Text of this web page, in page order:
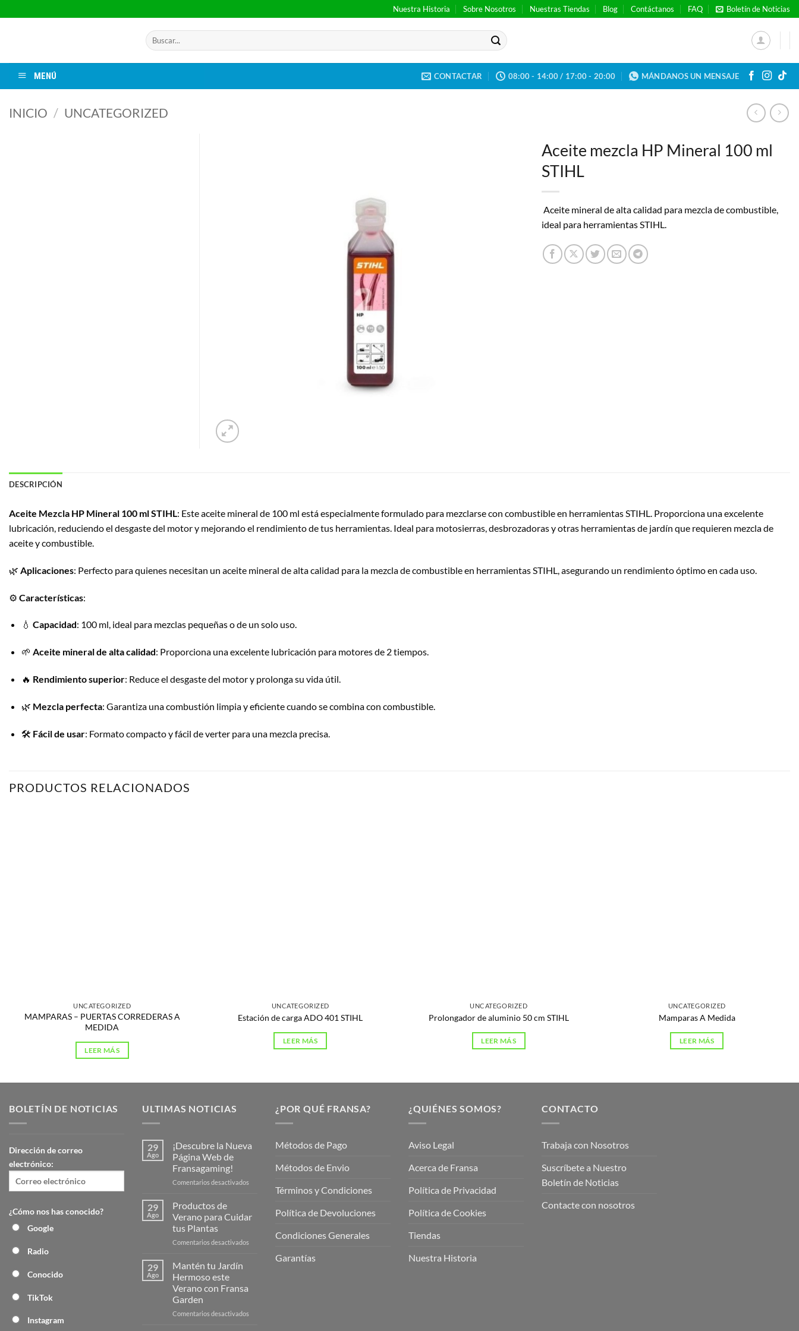
al
Nuestra Historia Sobre Nosotros Nuestras Tiendas Blog Contáctanos FAQ Boletín de Noticias
Buscar
por:
MENÚ CONTACTAR 08:00 - 14:00 / 17:00 - 20:00 MÁNDANOS UN MENSAJE
INICIO / UNCATEGORIZED
Aceite mezcla HP Mineral 100 ml
STIHL
Aceite mineral de alta calidad para mezcla de combustible,
ideal para herramientas STIHL.
DESCRIPCIÓN
Aceite Mezcla HP Mineral 100 ml STIHL: Este aceite mineral de 100 ml está especialmente formulado para mezclarse con combustible en herramientas STIHL. Proporciona una excelente
lubricación, reduciendo el desgaste del motor y mejorando el rendimiento de tus herramientas. Ideal para motosierras, desbrozadoras y otras herramientas de jardín que requieren mezcla de
aceite y combustible.
🌿 Aplicaciones: Perfecto para quienes necesitan un aceite mineral de alta calidad para la mezcla de combustible en herramientas STIHL, asegurando un rendimiento óptimo en cada uso.
⚙️ Características:
💧 Capacidad: 100 ml, ideal para mezclas pequeñas o de un solo uso.
🌱 Aceite mineral de alta calidad: Proporciona una excelente lubricación para motores de 2 tiempos.
🔥 Rendimiento superior: Reduce el desgaste del motor y prolonga su vida útil.
🌿 Mezcla perfecta: Garantiza una combustión limpia y eficiente cuando se combina con combustible.
🛠️ Fácil de usar: Formato compacto y fácil de verter para una mezcla precisa.
PRODUCTOS RELACIONADOS
UNCATEGORIZED
MAMPARAS – PUERTAS CORREDERAS A
MEDIDA
LEER MÁS
UNCATEGORIZED
Estación de carga ADO 401 STIHL
LEER MÁS
UNCATEGORIZED
Prolongador de aluminio 50 cm STIHL
LEER MÁS
UNCATEGORIZED
Mamparas A Medida
LEER MÁS
BOLETÍN DE NOTICIAS
Dirección de correo
electrónico:
¿Cómo nos has conocido?
Google
Radio
Conocido
TikTok
Instagram
ULTIMAS NOTICIAS
29
Ago
¡Descubre la Nueva
Página Web de
Fransagaming!
Comentarios desactivados
Página
29
Ago
Productos de
Verano para Cuidar
tus Plantas
Comentarios desactivados
29
Ago
Mantén tu Jardín
Hermoso este
Verano con Fransa
Garden
Comentarios desactivados
¿POR QUÉ FRANSA?
Métodos de Pago
Métodos de Envio
Términos y Condiciones
Política de Devoluciones
Condiciones Generales
Garantías
¿QUIÉNES SOMOS?
Aviso Legal
Acerca de Fransa
Política de Privacidad
Política de Cookies
Tiendas
Nuestra Historia
CONTACTO
Trabaja con Nosotros
Suscríbete a Nuestro
Boletín de Noticias
Contacte con nosotros